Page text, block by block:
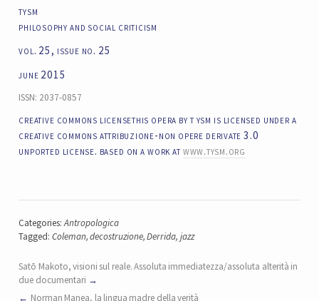
tysm
philosophy and social criticism
vol. 25, issue no. 25
june 2015
ISSN: 2037-0857
creative commons licensethis opera by t ysm is licensed under a
creative commons attribuzione-non opere derivate 3.0
unported license. based on a work atwww.tysm.org
Categories:Antropologica
Tagged: Coleman,decostruzione,Derrida, jazz
Satō Makoto, visioni sul reale. Assoluta immediatezza/assoluta alterità in
due documentari
Norman Manea, la lingua madre della verità